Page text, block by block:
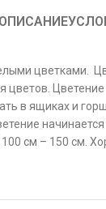
ОПИСАНИЕ
цветками.
в ящиках и
см – 150 см.